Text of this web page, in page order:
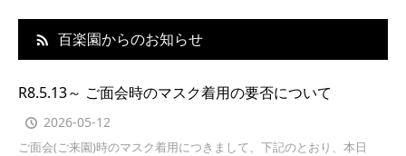
百楽園からのお知らせ
R8.5.13～ ご面会時のマスク着用の要否について
2026-05-12
ご面会(ご来園)時のマスク着用につきまして、下記のとおり、本日